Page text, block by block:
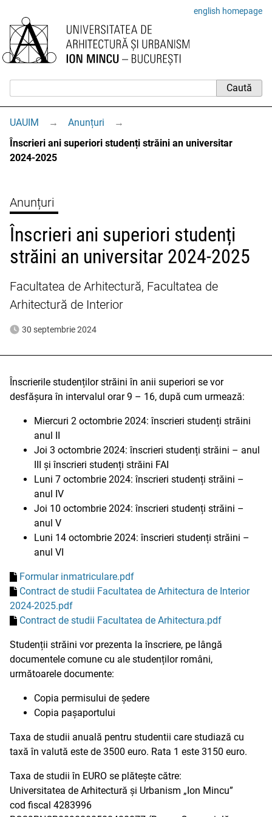
english homepage
UAUIM → Anunțuri
→
Înscrieri ani superiori studenți străini an universitar
2024-2025
Anunțuri
Înscrieri ani superiori studenți
străini an universitar 2024-2025
Facultatea de Arhitectură, Facultatea de
Arhitectură de Interior
30 septembrie 2024
Înscrierile studenților străini în anii superiori se vor
desfășura în intervalul orar 9 – 16, după cum urmează:
Miercuri 2 octombrie 2024: înscrieri studenți străini
anul II
Joi 3 octombrie 2024: înscrieri studenți străini – anul
III și înscrieri studenți străini FAI
Luni 7 octombrie 2024: înscrieri studenți străini –
anul IV
Joi 10 octombrie 2024: înscrieri studenți străini –
anul V
Luni 14 octombrie 2024: înscrieri studenți străini –
anul VI
Formular inmatriculare.pdf
Contract de studii Facultatea de Arhitectura de Interior
2024-2025.pdf
Contract de studii Facultatea de Arhitectura.pdf
Studenții străini vor prezenta la înscriere, pe lângă
documentele comune cu ale studenților români,
următoarele documente:
Copia permisului de ședere
Copia pașaportului
Taxa de studii anuală pentru studentii care studiază cu
taxă în valută este de 3500 euro. Rata 1 este 3150 euro.
Taxa de studii în EURO se plătește către:
Universitatea de Arhitectură și Urbanism „Ion Mincu”
cod fiscal 4283996